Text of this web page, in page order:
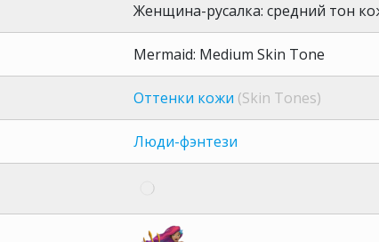
Женщина-русалка: средний тон
Mermaid: Medium Skin Tone
Оттенки кожи (Skin Tones)
Люди-фэнтези